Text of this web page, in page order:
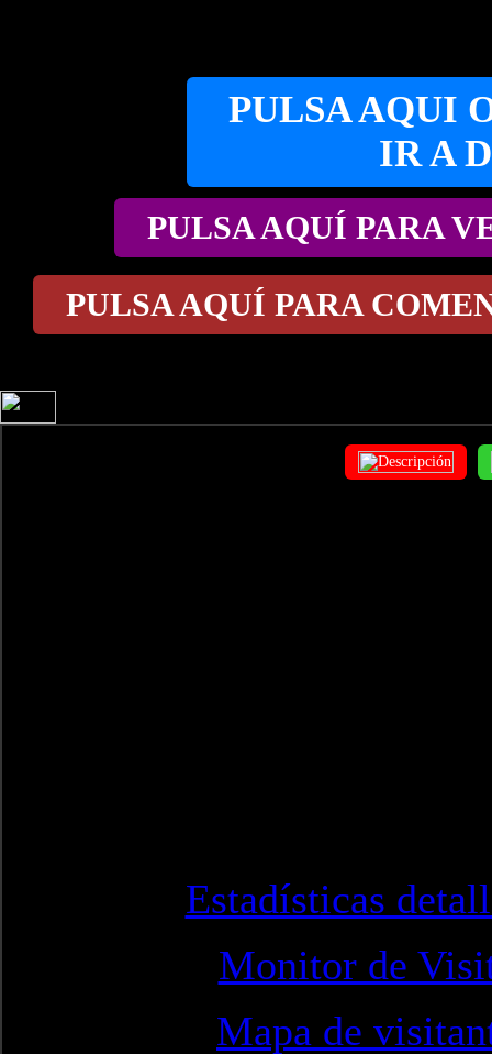
PULSA AQUI
IR A
PULSA AQUÍ PARA
PULSA AQUÍ PARA
Estadísticas
Monitor de
Mapa de